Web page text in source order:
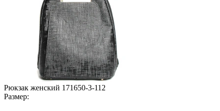
Рюкзак женский 171650-3-112
Размер: